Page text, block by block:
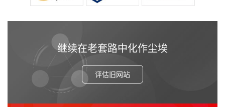
继续在老套路中化作尘埃
评估旧网站